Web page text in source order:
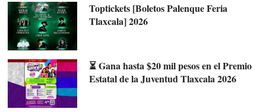
Toptickets [Boletos Palenque Feria
Tlaxcala] 2026
⏳ Gana hasta $20 mil pesos en el Premio
Estatal de la Juventud Tlaxcala 2026